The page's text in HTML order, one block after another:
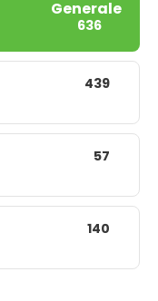
Generale
636
439
57
140